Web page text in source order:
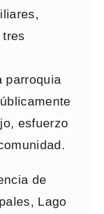
parroquia
esfuerzo
de
Lago